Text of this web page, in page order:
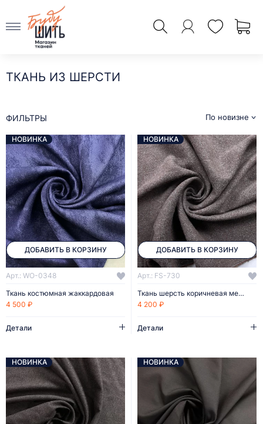
ТКАНЬ ИЗ ШЕРСТИ
По новизне
ФИЛЬТРЫ
ДОБАВИТЬ В КОРЗИНУ
НОВИНКА
Арт.: WO-0348
Ткань костюмная жаккардовая
4 500 ₽
Детали
ДОБАВИТЬ В КОРЗИНУ
НОВИНКА
Арт.: FS-730
Ткань шерсть коричневая меланж
4 200 ₽
Детали
НОВИНКА НОВИНКА